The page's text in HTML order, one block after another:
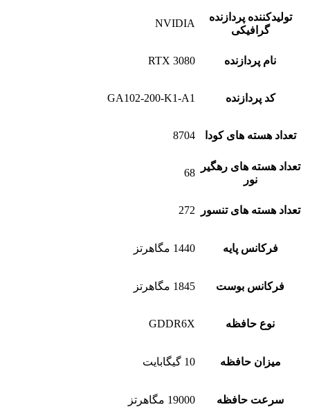
پردازنده
NVIDIA
RTX 3080
GA102-200-K1-A1
های کودا 8704
های رهگیر
68
های تنسور 272
پایه 1440 مگاهرتز
بوست 1845 مگاهرتز
GDDR6X
حافظه 10 گیگابایت
حافظه 19000 مگاهرتز